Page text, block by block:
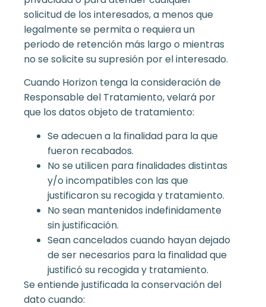
solicitud de los interesados, a menos que
legalmente se permita o requiera un
periodo de retención más largo o mientras
no se solicite su supresión por el interesado.
Cuando Horizon tenga la consideración de
Responsable del Tratamiento, velará por
que los datos objeto de tratamiento:
Se adecuen a la finalidad para la que
fueron recabados.
No se utilicen para finalidades distintas
y/o incompatibles con las que
justificaron su recogida y tratamiento.
No sean mantenidos indefinidamente
sin justificación.
Sean cancelados cuando hayan dejado
de ser necesarios para la finalidad que
justificó su recogida y tratamiento.
Se entiende justificada la conservación del
dato cuando: